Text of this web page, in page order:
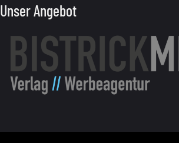
Unser Angebot